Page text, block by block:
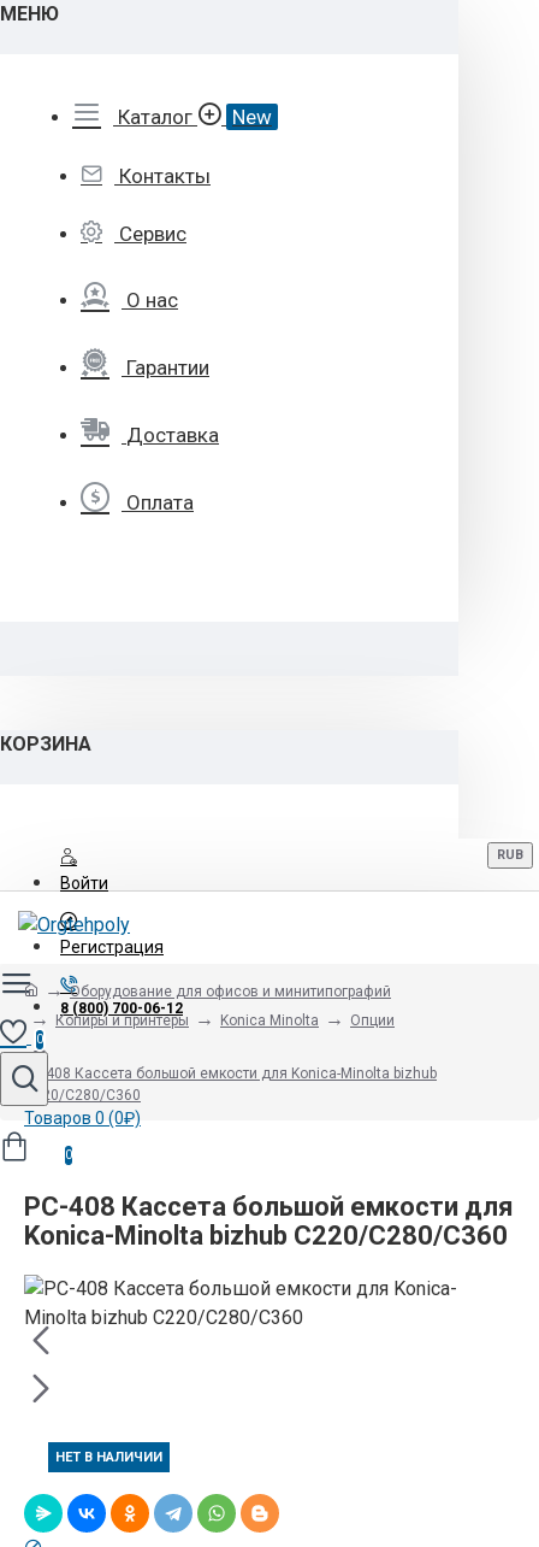
МЕНЮ
Каталог New
Контакты
Сервис
О нас
Гарантии
Доставка
Оплата
КОРЗИНА
Войти
Регистрация
8 (800) 700-06-12
RUB
0
Товаров 0 (0₽)
0
Оборудование для офисов и минитипографий
Копиры и принтеры
Konica Minolta Опции
PC-408 Кассета большой емкости для Konica-Minolta bizhub
C220/C280/C360
PC-408 Кассета большой емкости для
Konica-Minolta bizhub C220/C280/C360
НЕТ В НАЛИЧИИ